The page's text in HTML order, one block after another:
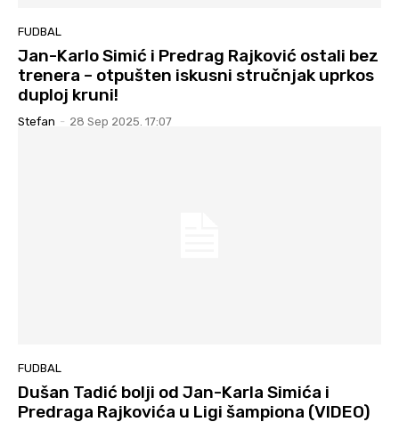
FUDBAL
Jan-Karlo Simić i Predrag Rajković ostali bez
trenera – otpušten iskusni stručnjak uprkos
duploj kruni!
Stefan - 28 Sep 2025. 17:07
FUDBAL
Dušan Tadić bolji od Jan-Karla Simića i
Predraga Rajkovića u Ligi šampiona (VIDEO)